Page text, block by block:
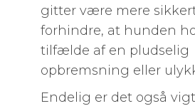
gitter være mere
forhindre, at hunden
tilfælde af en pludselig
opbremsning eller
Endelig er det også